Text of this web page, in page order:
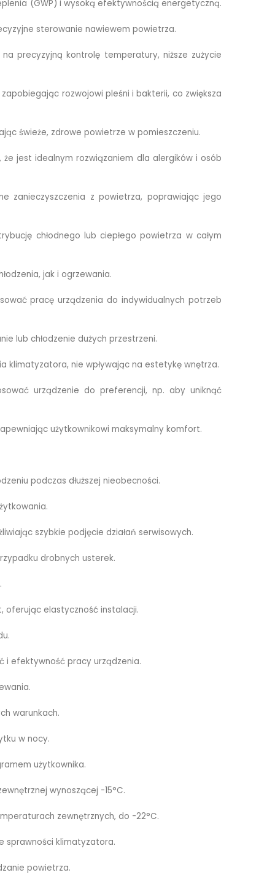
(GWP) i wysoką efektywnością energetyczną.
sterowanie nawiewem powietrza.
precyzyjną kontrolę temperatury, niższe zużycie
rozwojowi pleśni i bakterii, co zwiększa
świeże, zdrowe powietrze w pomieszczeniu.
jest idealnym rozwiązaniem dla alergików i osób
zanieczyszczenia z powietrza, poprawiając jego
chłodnego lub ciepłego powietrza w całym
jak i ogrzewania.
pracę urządzenia do indywidualnych potrzeb
lub chłodzenie dużych przestrzeni.
klimatyzatora, nie wpływając na estetykę wnętrza.
urządzenie do preferencji, np. aby uniknąć
użytkownikowi maksymalny komfort.
podczas dłuższej nieobecności.
szybkie podjęcie działań serwisowych.
drobnych usterek.
oferując elastyczność instalacji.
i efektywność pracy urządzenia.
warunkach.
w nocy.
użytkownika.
wynoszącej -15°C.
zewnętrznych, do -22°C.
sprawności klimatyzatora.
powietrza.